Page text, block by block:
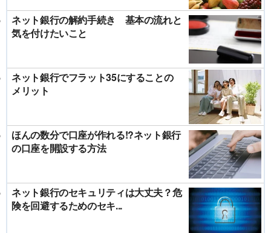
ネット銀行の解約手続き 基本の流れと
気を付けたいこと
ネット銀行でフラット35にすることの
メリット
ほんの数分で口座が作れる!?ネット銀行
の口座を開設する方法
ネット銀行のセキュリティは大丈夫？危
険を回避するためのセキ...